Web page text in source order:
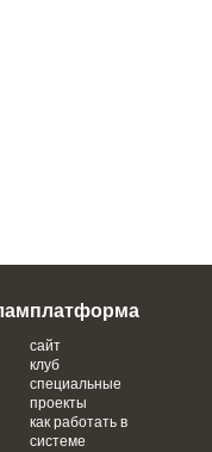
платформа
сайт
клуб
специальные
проекты
как работать в
системе